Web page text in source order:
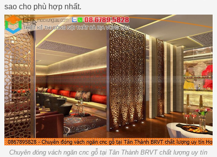
sao cho phù hợp nhất.
Chuyên đóng vách ngăn cnc gỗ tại Tân Thành BRVT chất lượng uy tín